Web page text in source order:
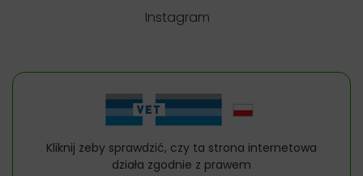
Instagram
Kliknij żeby sprawdzić, czy ta strona internetowa
działa zgodnie z prawem